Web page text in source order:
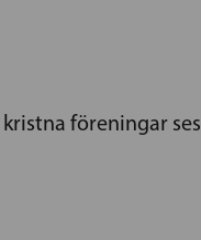
föreningar ses